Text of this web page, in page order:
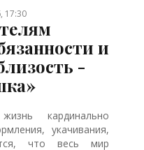
17:30
и
-
кардинально
укачивания,
что весь мир